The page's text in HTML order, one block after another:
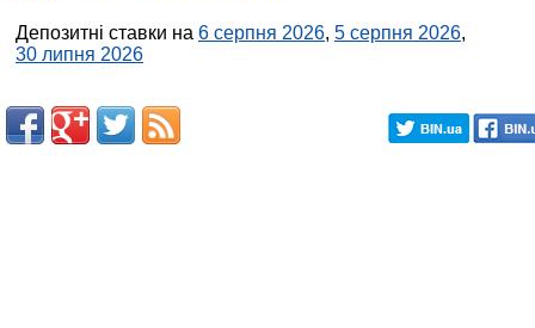
Депозитні ставки на 6 серпня 2026, 5 серпня 2026,
30 липня 2026